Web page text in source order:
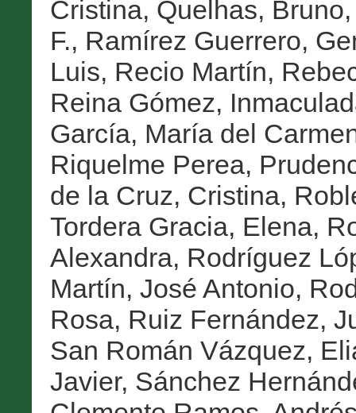
Cristina, Quelhas, Bruno
F., Ramírez Guerrero,
Luis, Recio Martín,
Reina Gómez,
García, María del
Riquelme Perea,
de la Cruz, Cristina,
Tordera Gracia, Elena,
Alexandra, Rodríguez
Martín, José Antonio,
Rosa, Ruiz Fernández,
San Román Vázquez,
Javier, Sánchez